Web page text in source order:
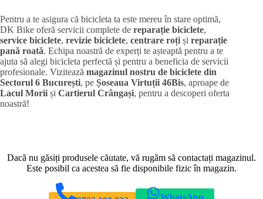
Pentru a te asigura că bicicleta ta este mereu în stare optimă,
DK Bike oferă servicii complete de reparație biciclete,
service biciclete, revizie biciclete, centrare roți și reparație
pană roată. Echipa noastră de experți te așteaptă pentru a te
ajuta să alegi bicicleta perfectă și pentru a beneficia de servicii
profesionale. Vizitează magazinul nostru de biciclete din
Sectorul 6 București, pe Șoseaua Virtuții 46Bis, aproape de
Lacul Morii și Cartierul Crângași, pentru a descoperi oferta
noastră!
Dacă nu găsiți produsele căutate, vă rugăm să contactați magazinul.
Este posibil ca acestea să fie disponibile fizic în magazin.
WhatsApp